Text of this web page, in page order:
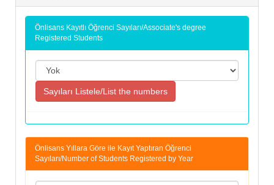
Önlisans Kayıtlı Öğrenci Sayıları/Associate's degree
Registered Students
Önlisans Yıllara Göre ile Kayıt Yaptıran Öğrenci
Sayıları/Number of Students Registered by Year